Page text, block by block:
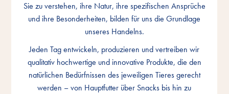
Sie zu verstehen, ihre Natur, ihre spezifischen Ansprüche
und ihre Besonderheiten, bilden für uns die Grundlage
unseres Handelns.
Jeden Tag entwickeln, produzieren und vertreiben wir
qualitativ hochwertige und innovative Produkte, die den
natürlichen Bedürfnissen des jeweiligen Tieres gerecht
werden – von Hauptfutter über Snacks bis hin zu
Sie zu verstehen, ihre Natur, ihre spezifischen Ansprüche
und ihre Besonderheiten, bilden für uns die Grundlage
unseres Handelns.
Jeden Tag entwickeln, produzieren und vertreiben wir
qualitativ hochwertige und innovative Produkte, die den
natürlichen Bedürfnissen des jeweiligen Tieres gerecht
werden – von Hauptfutter über Snacks bis hin zu
Sie zu verstehen, ihre Natur, ihre spezifischen Ansprüche
und ihre Besonderheiten, bilden für uns die Grundlage
unseres Handelns.
Jeden Tag entwickeln, produzieren und vertreiben wir
qualitativ hochwertige und innovative Produkte, die den
natürlichen Bedürfnissen des jeweiligen Tieres gerecht
werden – von Hauptfutter über Snacks bis hin zu